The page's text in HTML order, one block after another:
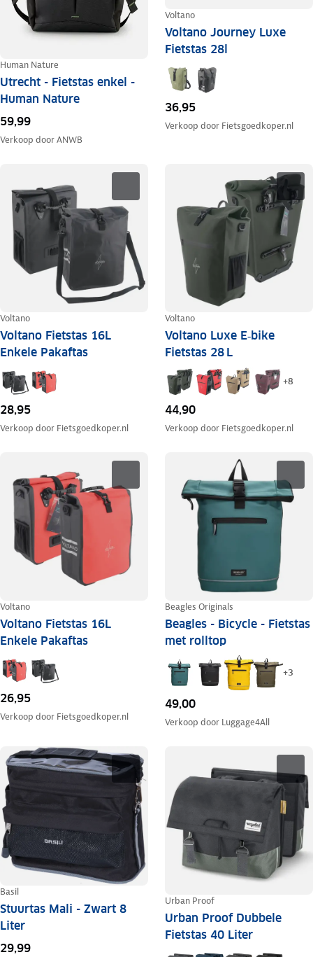
Human Nature
Utrecht - Fietstas enkel -
Human Nature
59,99
Verkoop doorANWB
Voltano
Voltano Journey Luxe
Fietstas 28l
36,95
Verkoop door Fietsgoedkoper.nl
Voltano
Voltano Fietstas 16L
Enkele Pakaftas
28,95
Verkoop door Fietsgoedkoper.nl
Voltano
Voltano Luxe E‑bike
Fietstas 28 L
+8
44,90
Verkoop door Fietsgoedkoper.nl
Voltano
Voltano Fietstas 16L
Enkele Pakaftas
26,95
Verkoop door Fietsgoedkoper.nl
Beagles Originals
Beagles - Bicycle - Fietstas
met rolltop
+3
49,00
Verkoop door Luggage4All
Basil
Stuurtas Mali - Zwart 8
Liter
29,99
Urban Proof
Urban Proof Dubbele
Fietstas 40 Liter